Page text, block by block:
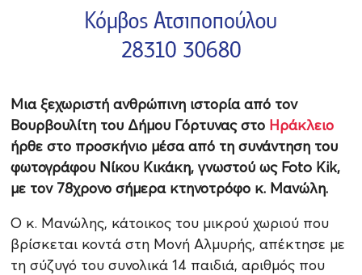
Μια ξεχωριστή ανθρώπινη ιστορία από τον
Βουρβουλίτη του Δήμου Γόρτυνας στο Ηράκλειο
ήρθε στο προσκήνιο μέσα από τη συνάντηση του
φωτογράφου Νίκου Κικάκη, γνωστού ως Foto Kik,
με τον 78χρονο σήμερα κτηνοτρόφο κ. Μανώλη.
Ο κ. Μανώλης, κάτοικος του μικρού χωριού που
βρίσκεται κοντά στη Μονή Αλμυρής, απέκτησε με
τη σύζυγό του συνολικά 14 παιδιά, αριθμός που